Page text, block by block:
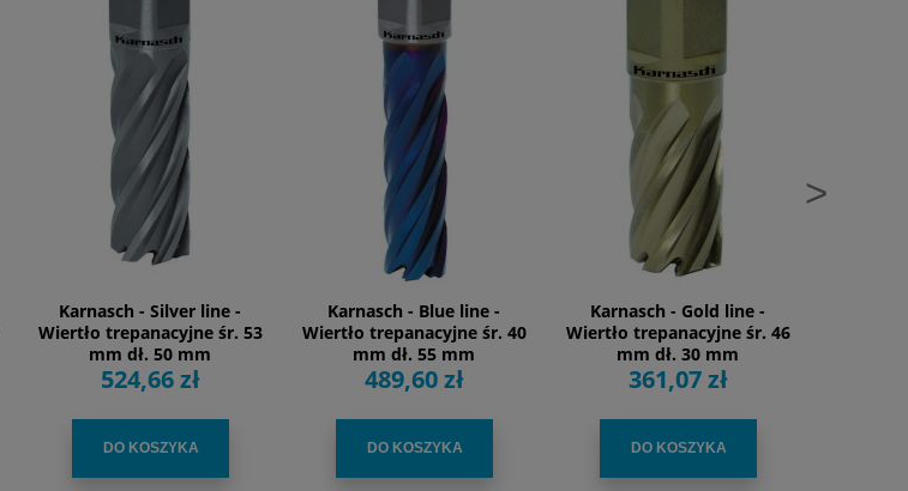
Karnasch - Silver line -
Wiertło trepanacyjne śr. 53
mm dł. 50 mm
524,66 zł
DO KOSZYKA
Karnasch - Blue line -
Wiertło trepanacyjne śr. 40
mm dł. 55 mm
489,60 zł
DO KOSZYKA
Karnasch - Gold line -
Wiertło trepanacyjne śr. 46
mm dł. 30 mm
361,07 zł
DO KOSZYKA
>